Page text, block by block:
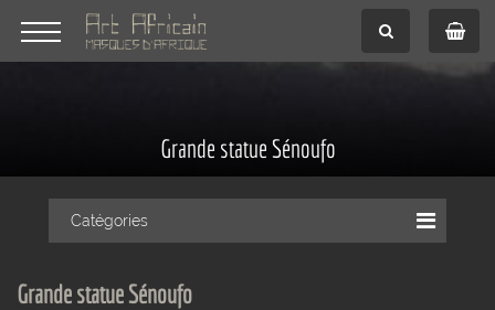
Grande statue Sénoufo
Catégories
Grande statue Sénoufo